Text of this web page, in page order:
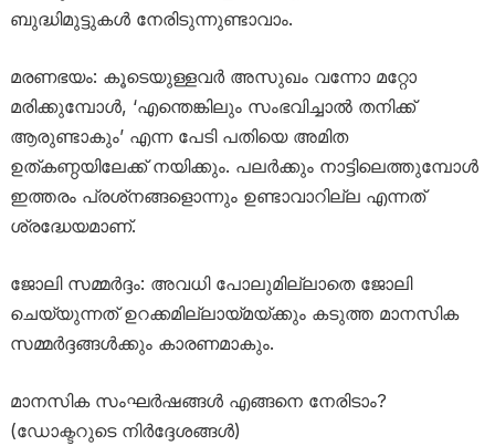
ബുദ്ധിമുട്ടുകൾ നേരിടുന്നുണ്ടാവാം.
മരണഭയം: കൂടെയുള്ളവർ അസുഖം വന്നോ മറ്റോ
മരിക്കുമ്പോൾ, ‘എന്തെങ്കിലും സംഭവിച്ചാൽ തനിക്ക്
ആരുണ്ടാകും’ എന്ന പേടി പതിയെ അമിത
ഉത്കണ്ഠയിലേക്ക് നയിക്കും. പലർക്കും നാട്ടിലെത്തുമ്പോൾ
ഇത്തരം പ്രശ്‌നങ്ങളൊന്നും ഉണ്ടാവാറില്ല എന്നത്
ശ്രദ്ധേയമാണ്.
ജോലി സമ്മർദ്ദം: അവധി പോലുമില്ലാതെ ജോലി
ചെയ്യുന്നത് ഉറക്കമില്ലായ്മയ്ക്കും കടുത്ത മാനസിക
സമ്മർദ്ദങ്ങൾക്കും കാരണമാകും.
മാനസിക സംഘർഷങ്ങൾ എങ്ങനെ നേരിടാം?
(ഡോക്ടറുടെ നിർദ്ദേശങ്ങൾ)